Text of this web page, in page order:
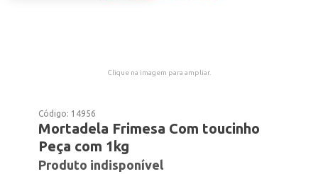
Clique na imagem para ampliar.
Código: 14956
Mortadela Frimesa Com toucinho
Peça com 1kg
Produto indisponível